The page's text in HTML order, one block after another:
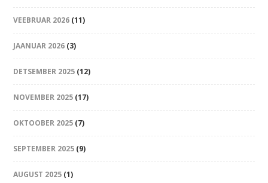
VEEBRUAR 2026 (11)
JAANUAR 2026 (3)
DETSEMBER 2025 (12)
NOVEMBER 2025 (17)
OKTOOBER 2025 (7)
SEPTEMBER 2025 (9)
AUGUST 2025 (1)